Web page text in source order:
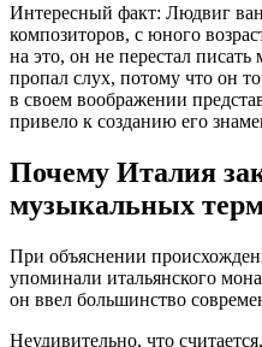
Интересный факт: Людвиг
композиторов, с юного
на это, он не перестал
пропал слух, потому что он
в своем воображении
привело к созданию его
Почему Италия
музыкальных
При объяснении
упоминали итальянского
он ввел большинство
Неудивительно, что